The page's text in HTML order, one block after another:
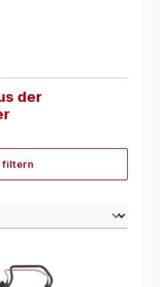
der
filtern